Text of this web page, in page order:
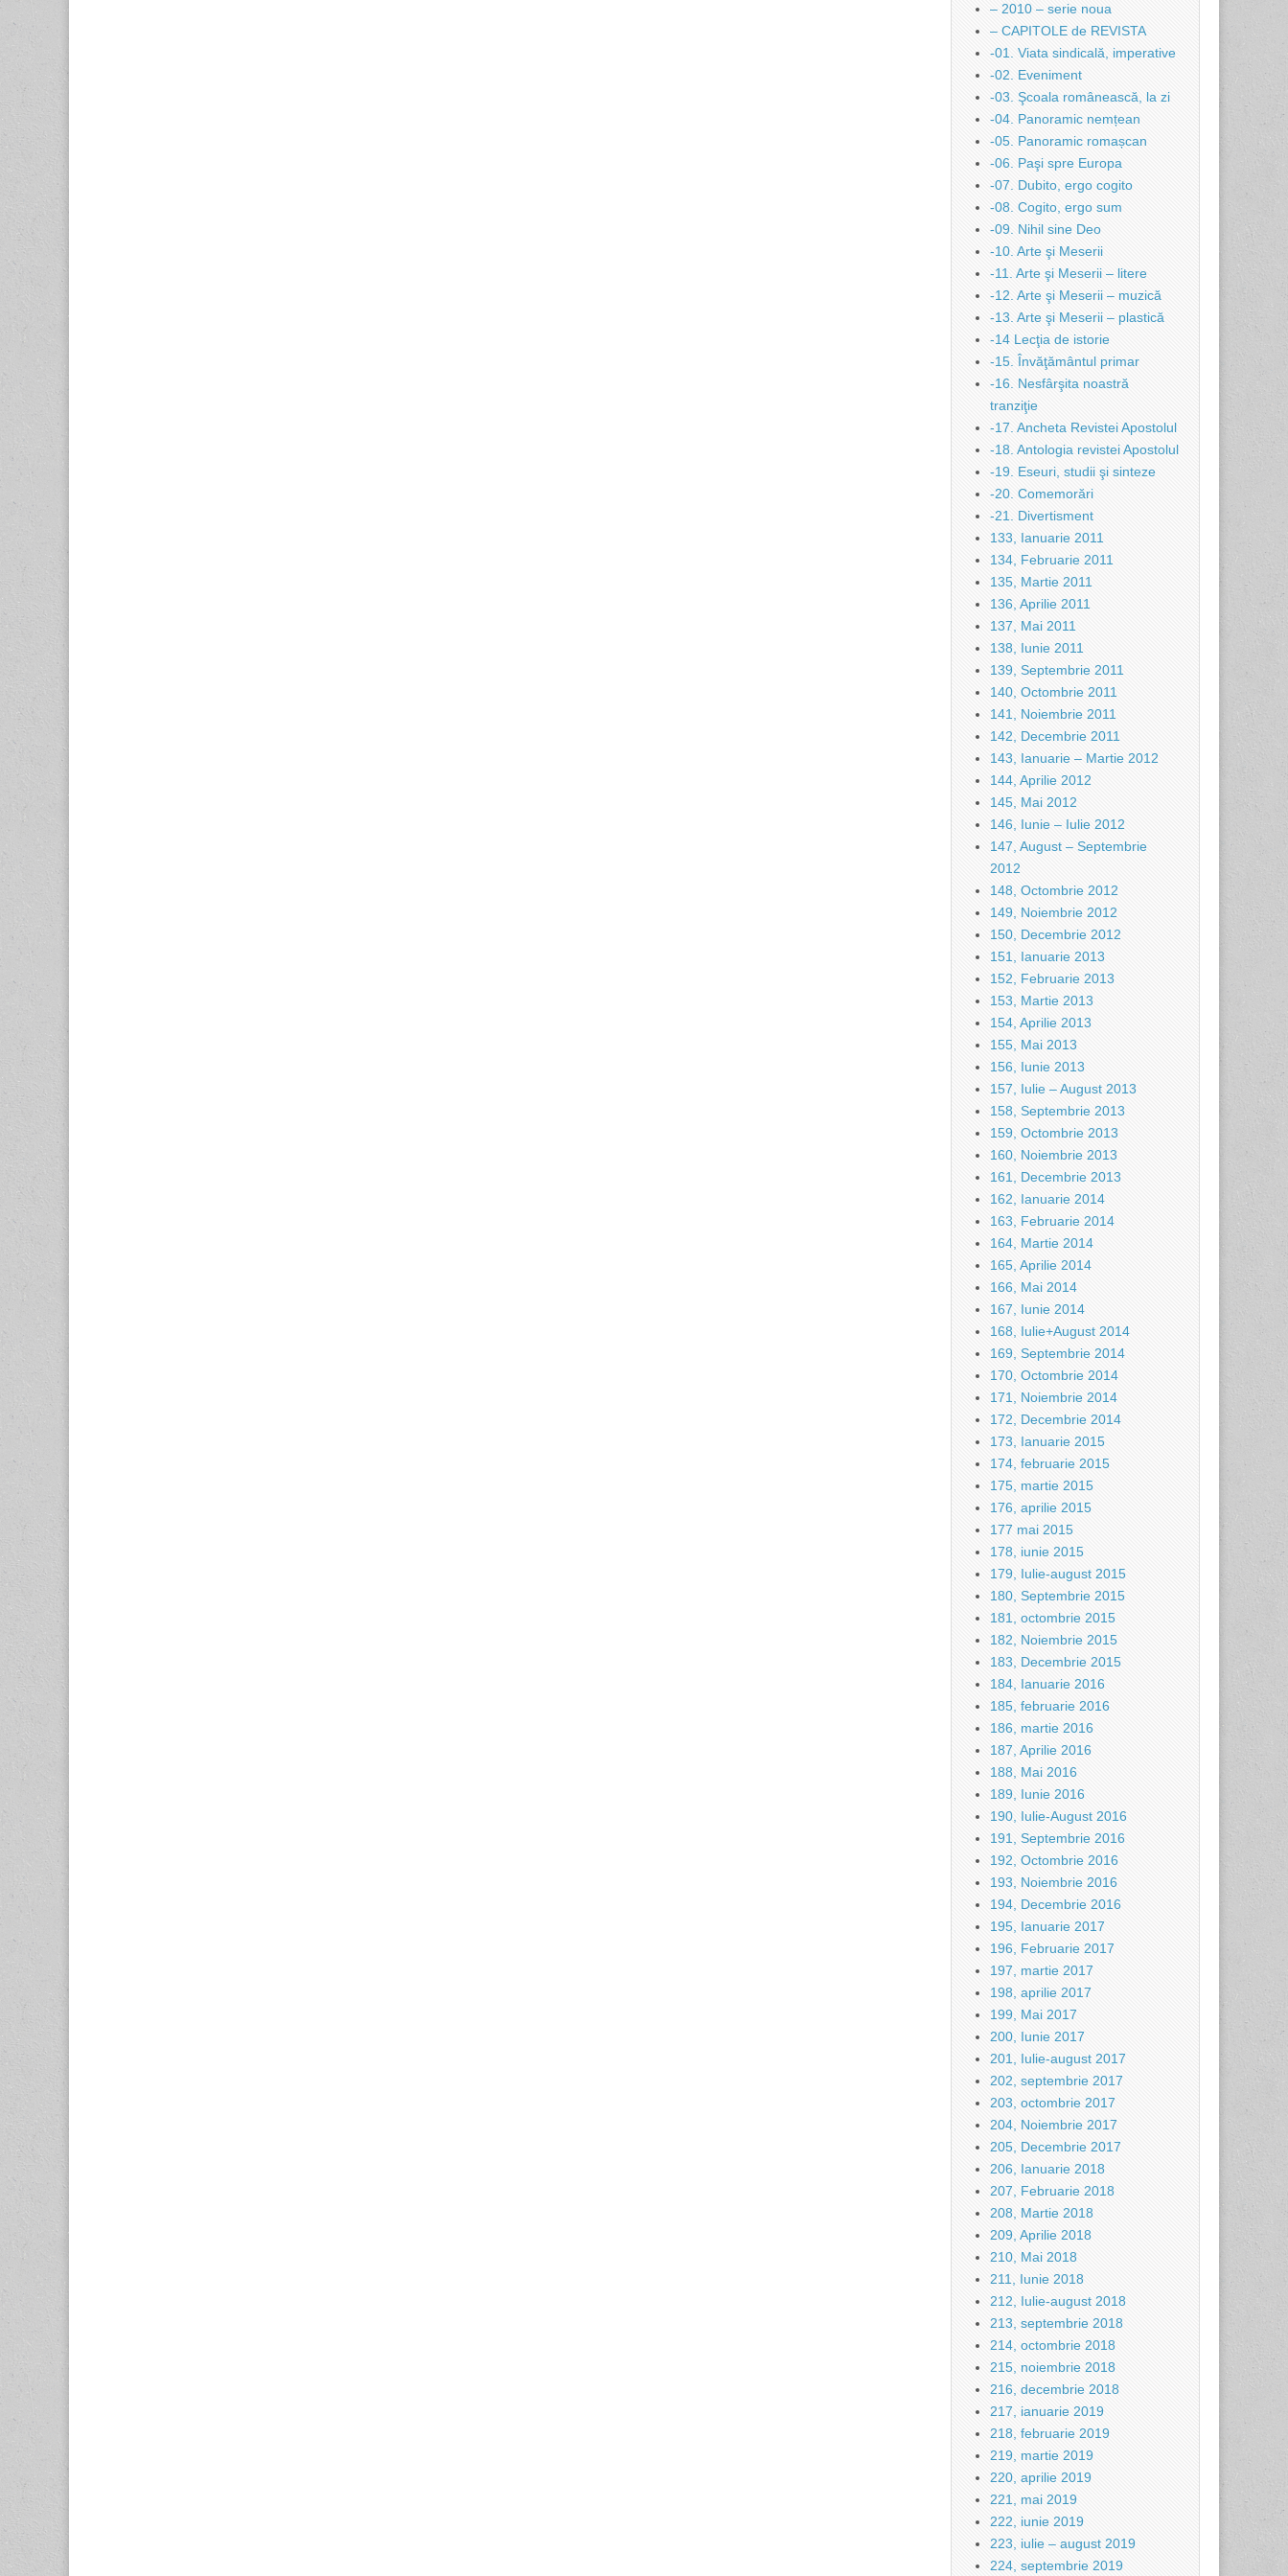
– 2010 – serie noua
– CAPITOLE de REVISTA
-01. Viata sindicală, imperative
-02. Eveniment
-03. Şcoala românească, la zi
-04. Panoramic nemțean
-05. Panoramic romașcan
-06. Paşi spre Europa
-07. Dubito, ergo cogito
-08. Cogito, ergo sum
-09. Nihil sine Deo
-10. Arte şi Meserii
-11. Arte şi Meserii – litere
-12. Arte şi Meserii – muzică
-13. Arte şi Meserii – plastică
-14 Lecţia de istorie
-15. Învăţământul primar
-16. Nesfârşita noastră
tranziţie
-17. Ancheta Revistei Apostolul
-18. Antologia revistei Apostolul
-19. Eseuri, studii şi sinteze
-20. Comemorări
-21. Divertisment
133, Ianuarie 2011
134, Februarie 2011
135, Martie 2011
136, Aprilie 2011
137, Mai 2011
138, Iunie 2011
139, Septembrie 2011
140, Octombrie 2011
141, Noiembrie 2011
142, Decembrie 2011
143, Ianuarie – Martie 2012
144, Aprilie 2012
145, Mai 2012
146, Iunie – Iulie 2012
147, August – Septembrie
2012
148, Octombrie 2012
149, Noiembrie 2012
150, Decembrie 2012
151, Ianuarie 2013
152, Februarie 2013
153, Martie 2013
154, Aprilie 2013
155, Mai 2013
156, Iunie 2013
157, Iulie – August 2013
158, Septembrie 2013
159, Octombrie 2013
160, Noiembrie 2013
161, Decembrie 2013
162, Ianuarie 2014
163, Februarie 2014
164, Martie 2014
165, Aprilie 2014
166, Mai 2014
167, Iunie 2014
168, Iulie+August 2014
169, Septembrie 2014
170, Octombrie 2014
171, Noiembrie 2014
172, Decembrie 2014
173, Ianuarie 2015
174, februarie 2015
175, martie 2015
176, aprilie 2015
177 mai 2015
178, iunie 2015
179, Iulie-august 2015
180, Septembrie 2015
181, octombrie 2015
182, Noiembrie 2015
183, Decembrie 2015
184, Ianuarie 2016
185, februarie 2016
186, martie 2016
187, Aprilie 2016
188, Mai 2016
189, Iunie 2016
190, Iulie-August 2016
191, Septembrie 2016
192, Octombrie 2016
193, Noiembrie 2016
194, Decembrie 2016
195, Ianuarie 2017
196, Februarie 2017
197, martie 2017
198, aprilie 2017
199, Mai 2017
200, Iunie 2017
201, Iulie-august 2017
202, septembrie 2017
203, octombrie 2017
204, Noiembrie 2017
205, Decembrie 2017
206, Ianuarie 2018
207, Februarie 2018
208, Martie 2018
209, Aprilie 2018
210, Mai 2018
211, Iunie 2018
212, Iulie-august 2018
213, septembrie 2018
214, octombrie 2018
215, noiembrie 2018
216, decembrie 2018
217, ianuarie 2019
218, februarie 2019
219, martie 2019
220, aprilie 2019
221, mai 2019
222, iunie 2019
223, iulie – august 2019
224, septembrie 2019